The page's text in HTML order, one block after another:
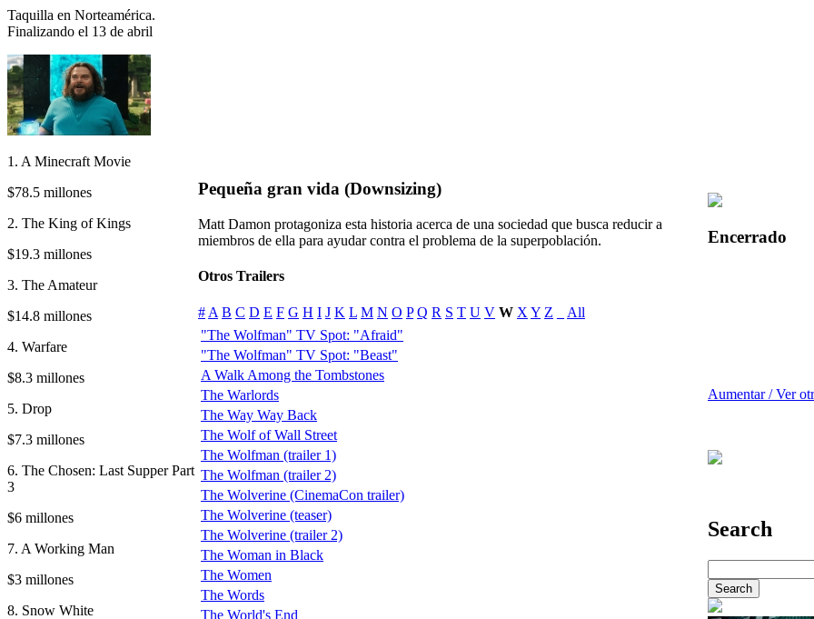
Taquilla en Norteamérica.
Finalizando el 13 de abril
1. A Minecraft Movie
$78.5 millones
2. The King of Kings
$19.3 millones
3. The Amateur
$14.8 millones
4. Warfare
$8.3 millones
5. Drop
$7.3 millones
6. The Chosen: Last Supper Part
3
$6 millones
7. A Working Man
$3 millones
8. Snow White
Pequeña gran vida (Downsizing)
Matt Damon protagoniza esta historia acerca de una sociedad que busca reducir a
miembros de ella para ayudar contra el problema de la superpoblación.
Otros Trailers
# A B C D E F G H I J K L M N O P Q R S T U V W X Y Z
All
"The Wolfman" TV Spot: "Afraid"
"The Wolfman" TV Spot: "Beast"
A Walk Among the Tombstones
The Warlords
The Way Way Back
The Wolf of Wall Street
The Wolfman (trailer 1)
The Wolfman (trailer 2)
The Wolverine (CinemaCon trailer)
The Wolverine (teaser)
The Wolverine (trailer 2)
The Woman in Black
The Women
The Words
The World's End
Encerrado
Aumentar / Ver
Search